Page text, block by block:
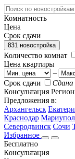
Комнатность
Цена
Срок сдачи
831 новостройка
Количество комнат
Цена квартиры
–
Срок сдачи
Сдана
Консультация
Предложения в:
Архангельск
Краснодар
Северодвинск Сочи
Избранное
Бесплатно
Консультация